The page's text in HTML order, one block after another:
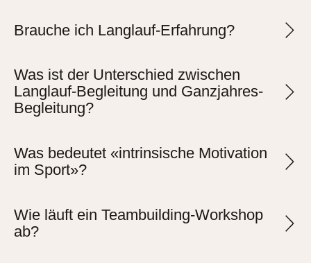
Brauche ich Langlauf-Erfahrung?
Was ist der Unterschied zwischen
Langlauf-Begleitung und Ganzjahres-
Begleitung?
Was bedeutet «intrinsische Motivation
im Sport»?
Wie läuft ein Teambuilding-Workshop
ab?